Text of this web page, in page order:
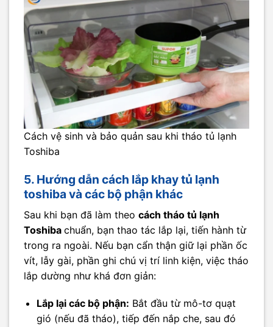
Cách vệ sinh và bảo quản sau khi tháo tủ lạnh
Toshiba
5. Hướng dẫn cách lắp khay tủ lạnh
toshiba và các bộ phận khác
Sau khi bạn đã làm theo cách tháo tủ lạnh
Toshiba chuẩn, bạn thao tác lắp lại, tiến hành từ
trong ra ngoài. Nếu bạn cẩn thận giữ lại phần ốc
vít, lẫy gài, phần ghi chú vị trí linh kiện, việc tháo
lắp dường như khá đơn giản:
Lắp lại các bộ phận: Bắt đầu từ mô-tơ quạt
gió (nếu đã tháo), tiếp đến nắp che, sau đó